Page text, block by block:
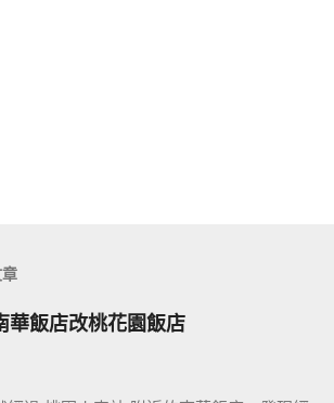
華飯店改桃花園飯店